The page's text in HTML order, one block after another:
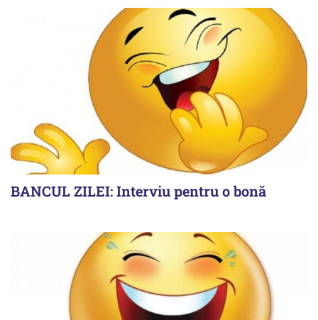
BANCUL ZILEI: Interviu pentru o bonă